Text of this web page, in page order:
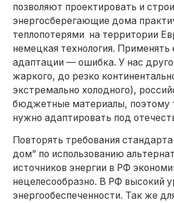
позволяют проектировать и
энергосберегающие дома
теплопотерями на территории
немецкая технология. Применять
адаптации — ошибка. У нас
жаркого, до резко
экстремально холодного),
бюджетные материалы, поэтому
нужно адаптировать под
Повторять требования
дом” по использованию
источников энергии в РФ
нецелесообразно. В РФ высокий
энергообеспеченности. Так же